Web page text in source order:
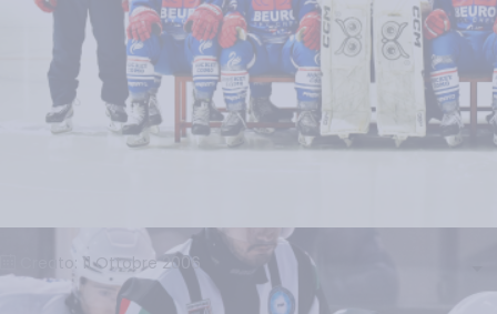
Creato: 11 Ottobre 2006